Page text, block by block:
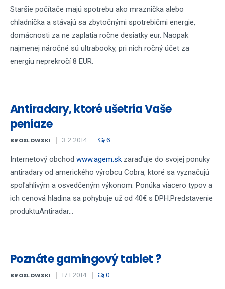
Staršie počítače majú spotrebu ako mraznička alebo
chladnička a stávajú sa zbytočnými spotrebičmi energie,
domácnosti za ne zaplatia ročne desiatky eur. Naopak
najmenej náročné sú ultrabooky, pri nich ročný účet za
energiu neprekročí 8 EUR.
Antiradary, ktoré ušetria Vaše
peniaze
BROSLOWSKI 3.2.2014 6
Internetový obchod www.agem.sk zaraďuje do svojej ponuky
antiradary od amerického výrobcu Cobra, ktoré sa vyznačujú
spoľahlivým a osvedčeným výkonom. Ponúka viacero typov a
ich cenová hladina sa pohybuje už od 40€ s DPH.Predstavenie
produktuAntiradar...
Poznáte gamingový tablet ?
BROSLOWSKI 17.1.2014 0